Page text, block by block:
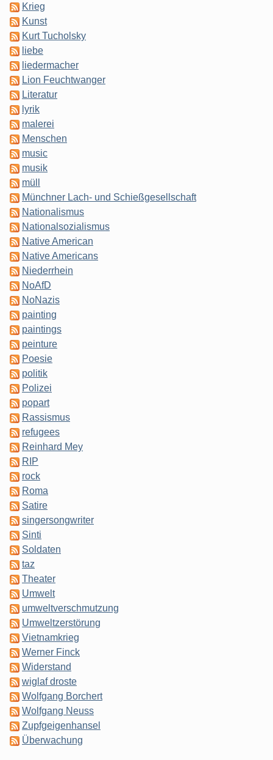
Krieg
Kunst
Kurt Tucholsky
liebe
liedermacher
Lion Feuchtwanger
Literatur
lyrik
malerei
Menschen
music
musik
müll
Münchner Lach- und Schießgesellschaft
Nationalismus
Nationalsozialismus
Native American
Native Americans
Niederrhein
NoAfD
NoNazis
painting
paintings
peinture
Poesie
politik
Polizei
popart
Rassismus
refugees
Reinhard Mey
RIP
rock
Roma
Satire
singersongwriter
Sinti
Soldaten
taz
Theater
Umwelt
umweltverschmutzung
Umweltzerstörung
Vietnamkrieg
Werner Finck
Widerstand
wiglaf droste
Wolfgang Borchert
Wolfgang Neuss
Zupfgeigenhansel
Überwachung